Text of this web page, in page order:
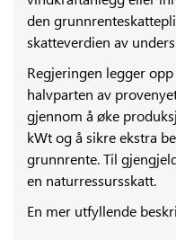
den
skatteverdien av
Regjeringen legger
halvparten av
gjennom å øke
kWt og å sikre ekstra
grunnrente. Til
en naturressursskatt.
En mer utfyllende